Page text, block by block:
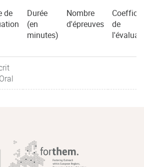
de
Durée
(en
minutes)
Nombre
d'épreuves
de